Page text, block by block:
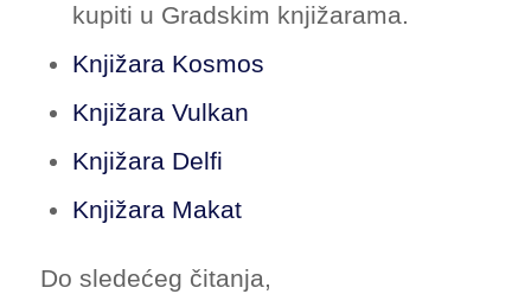
kupiti u Gradskim knjižarama.
Knjižara Kosmos
Knjižara Vulkan
Knjižara Delfi
Knjižara Makat
Do sledećeg čitanja,